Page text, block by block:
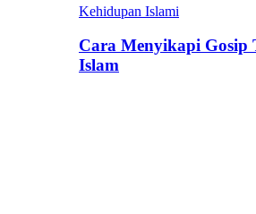
Kehidupan Islami
Cara Menyikapi Gosip
Islam